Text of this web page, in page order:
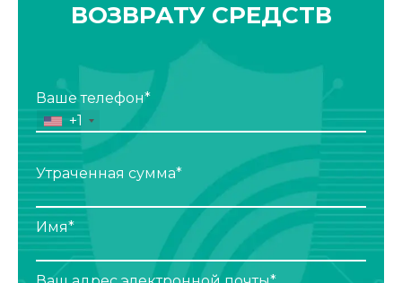
ВОЗВРАТУ СРЕДСТВ
Ваше телефон*
+1
Утраченная сумма*
Имя*